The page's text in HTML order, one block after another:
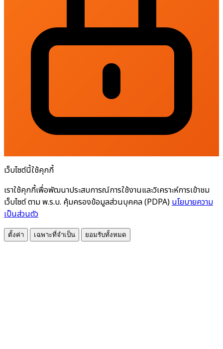
เว็บไซต์นี้ใช้คุกกี้
เราใช้คุกกี้เพื่อพัฒนาประสบการณ์การใช้งานและวิเคราะห์การเข้าชม
เว็บไซต์ ตาม พ.ร.บ. คุ้มครองข้อมูลส่วนบุคคล (PDPA)นโยบายความ
เป็นส่วนตัว
ตั้งค่า เฉพาะที่จำเป็น ยอมรับทั้งหมด